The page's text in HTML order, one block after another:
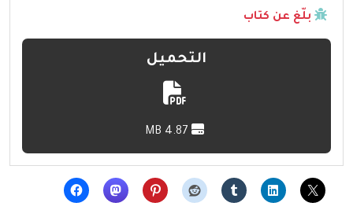
بلّغ عن كتاب
التحميل